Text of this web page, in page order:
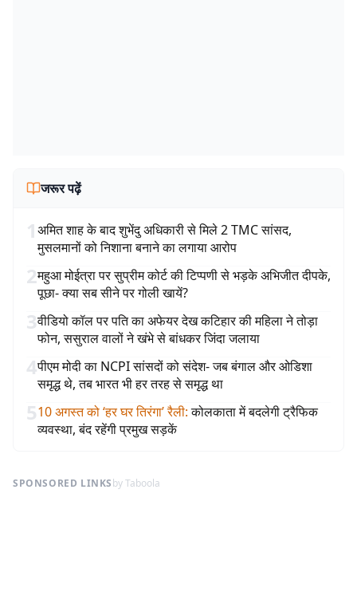
जरूर पढ़ें
1अमित शाह के बाद शुभेंदु अधिकारी से मिले 2 TMC सांसद,
मुसलमानों को निशाना बनाने का लगाया आरोप
2महुआ मोईत्रा पर सुप्रीम कोर्ट की टिप्पणी से भड़के अभिजीत दीपके,
पूछा- क्या सब सीने पर गोली खायें?
3वीडियो कॉल पर पति का अफेयर देख कटिहार की महिला ने तोड़ा
फोन, ससुराल वालों ने खंभे से बांधकर जिंदा जलाया
4पीएम मोदी का NCPI सांसदों को संदेश- जब बंगाल और ओडिशा
समृद्ध थे, तब भारत भी हर तरह से समृद्ध था
510 अगस्त को ‘हर घर तिरंगा’ रैली: कोलकाता में बदलेगी ट्रैफिक
व्यवस्था, बंद रहेंगी प्रमुख सड़कें
SPONSORED LINKSby Taboola